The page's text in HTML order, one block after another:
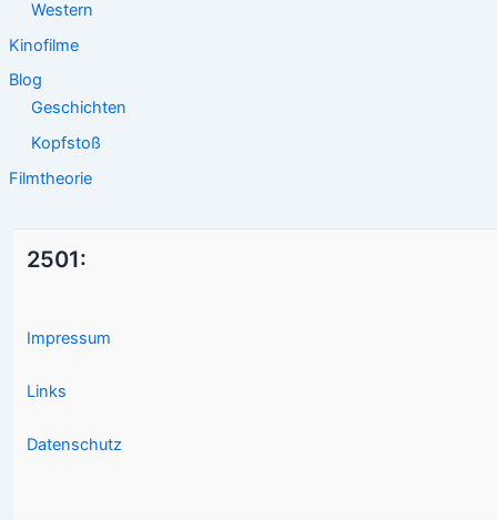
Western
Kinofilme
Blog
Geschichten
Kopfstoß
Filmtheorie
2501:
Impressum
Links
Datenschutz